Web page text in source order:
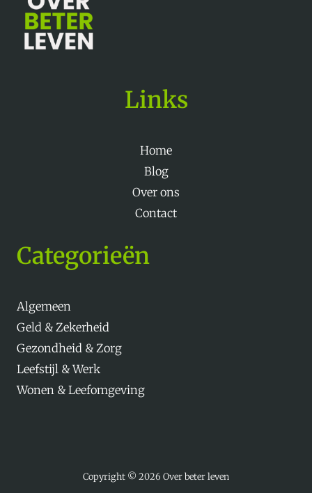
Links
Home
Blog
Over ons
Contact
Categorieën
Algemeen
Geld & Zekerheid
Gezondheid & Zorg
Leefstijl & Werk
Wonen & Leefomgeving
Copyright © 2026 Over beter leven